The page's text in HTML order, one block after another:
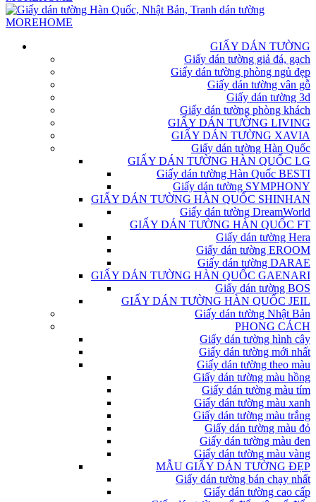
GIẤY DÁN TƯỜNG
Giấy dán tường giả đá, gạch
Giấy dán tường phòng ngủ đẹp
Giấy dán tường vân gỗ
Giấy dán tường 3d
Giấy dán tường phòng khách
GIẤY DÁN TƯỜNG LIVING
GIẤY DÁN TƯỜNG XAVIA
Giấy dán tường Hàn Quốc
GIẤY DÁN TƯỜNG HÀN QUỐC LG
Giấy dán tường Hàn Quốc BESTI
Giấy dán tường SYMPHONY
GIẤY DÁN TƯỜNG HÀN QUỐC SHINHAN
Giấy dán tường DreamWorld
GIẤY DÁN TƯỜNG HÀN QUỐC FT
Giấy dán tường Hera
Giấy dán tường EROOM
Giấy dán tường DARAE
GIẤY DÁN TƯỜNG HÀN QUỐC GAENARI
Giấy dán tường BOS
GIẤY DÁN TƯỜNG HÀN QUỐC JEIL
Giấy dán tường Nhật Bản
PHONG CÁCH
Giấy dán tường hình cây
Giấy dán tường mới nhất
Giấy dán tường theo màu
Giấy dán tường màu hồng
Giấy dán tường màu tím
Giấy dán tường màu xanh
Giấy dán tường màu trắng
Giấy dán tường màu đỏ
Giấy dán tường màu đen
Giấy dán tường màu vàng
MẪU GIẤY DÁN TƯỜNG ĐẸP
Giấy dán tường bán chạy nhất
Giấy dán tường cao cấp